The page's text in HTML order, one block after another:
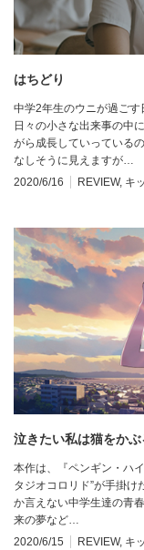
はちどり
中学2年生のウニが過ご
日々の小さな出来事の中
がら成長していっている
なしそうに見えますが…
2020/6/16
REVIEW, キ
泣きたい私は猫をかぶ
本作は、『ペンギン・ハ
タジオコロリド”が手掛
か言えない中学生達の青
来の夢など…
2020/6/15
REVIEW, キ